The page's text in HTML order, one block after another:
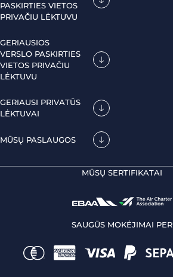
PASKIRTIES VIETOS
PRIVAČIU LĖKTUVU
GERIAUSIOS
VERSLO PASKIRTIES
VIETOS PRIVAČIU
LĖKTUVU
GERIAUSI PRIVATŪS
LĖKTUVAI
MŪSŲ PASLAUGOS
MŪSŲ SERTIFIKATAI
SAUGŪS MOKĖJIMAI PER